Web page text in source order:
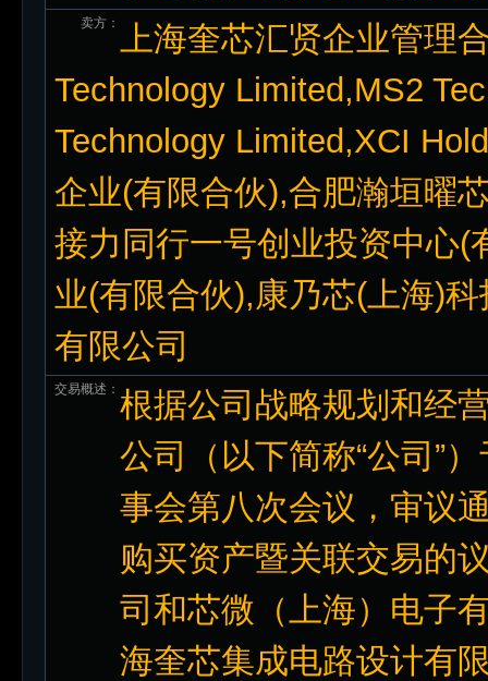
卖方： 上海奎芯汇贤企业管理
Technology Limited,MS2
Technology Limited,XCI
企业(有限合伙),合肥瀚垣曜
接力同行一号创业投资中心(
业(有限合伙),康乃芯(上海)
有限公司
交易概述： 根据公司战略规划和经
公司（以下简称“公司”
事会第八次会议，审议
购买资产暨关联交易的
司和芯微（上海）电子
海奎芯集成电路设计有